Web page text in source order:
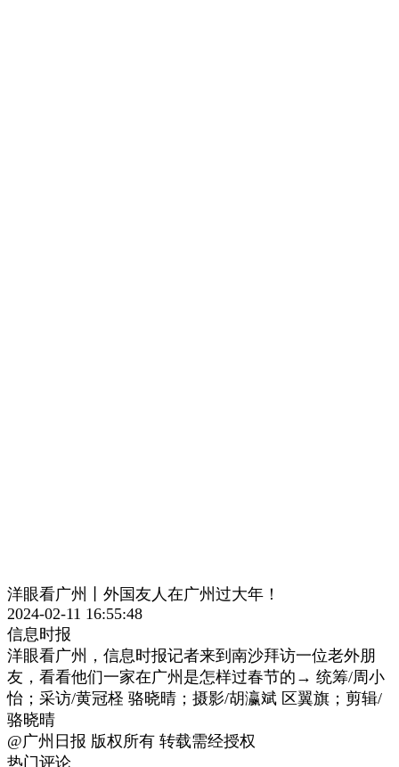
洋眼看广州丨外国友人在广州过大年！
2024-02-11 16:55:48
信息时报
洋眼看广州，信息时报记者来到南沙拜访一位老外朋
友，看看他们一家在广州是怎样过春节的→ 统筹/周小
怡；采访/黄冠柽 骆晓晴；摄影/胡瀛斌 区翼旗；剪辑/
骆晓晴
@广州日报 版权所有 转载需经授权
热门评论